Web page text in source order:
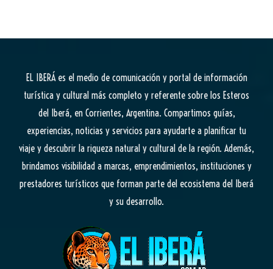
EL IBERÁes el medio de comunicación y portal de información
turística y cultural más completo y referente sobre los Esteros
del Iberá, en Corrientes, Argentina. Compartimos guías,
experiencias, noticias y servicios para ayudarte a planificar tu
viaje y descubrir la riqueza natural y cultural de la región. Además,
brindamos visibilidad a marcas, emprendimientos, instituciones y
prestadores turísticos que forman parte del ecosistema del Iberá
y su desarrollo.